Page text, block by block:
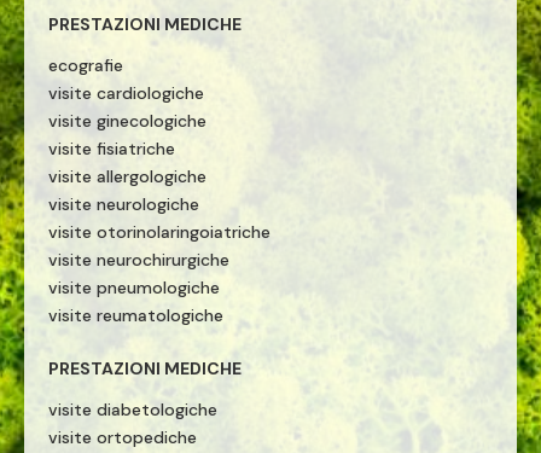
PRESTAZIONI MEDICHE
ecografie
visite cardiologiche
visite ginecologiche
visite fisiatriche
visite allergologiche
visite neurologiche
visite otorinolaringoiatriche
visite neurochirurgiche
visite pneumologiche
visite reumatologiche
PRESTAZIONI MEDICHE
visite diabetologiche
visite ortopediche